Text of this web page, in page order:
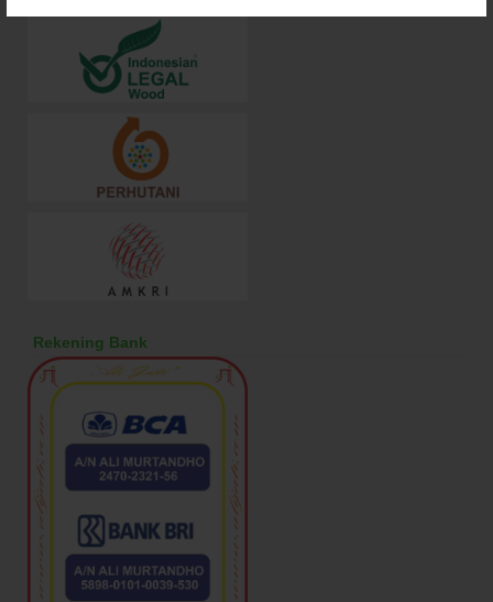
Rekening Bank